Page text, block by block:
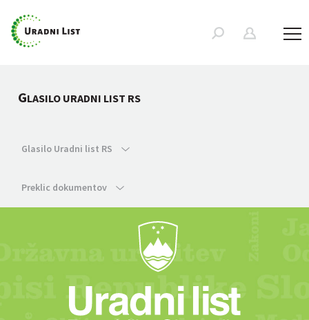
GLASILO URADNI LIST RS
Glasilo Uradni list RS
Preklic dokumentov